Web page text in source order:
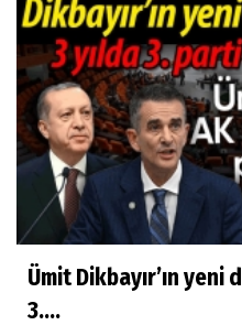
Ümit Dikbayır’ın yeni
3....